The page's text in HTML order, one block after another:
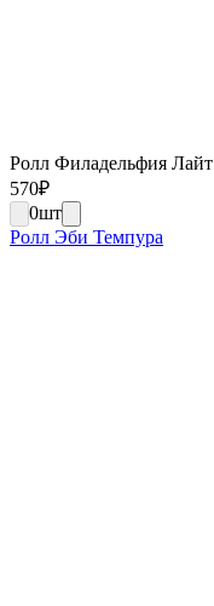
Ролл Филадельфия Лайт
570₽
0шт
Ролл Эби Темпура